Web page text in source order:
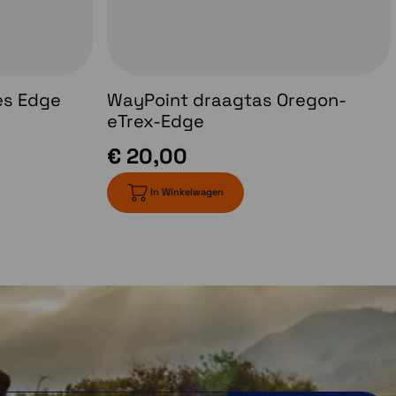
Edge
WayPoint draagtas Oregon-
eTrex-Edge
€ 20,00
In Winkelwagen